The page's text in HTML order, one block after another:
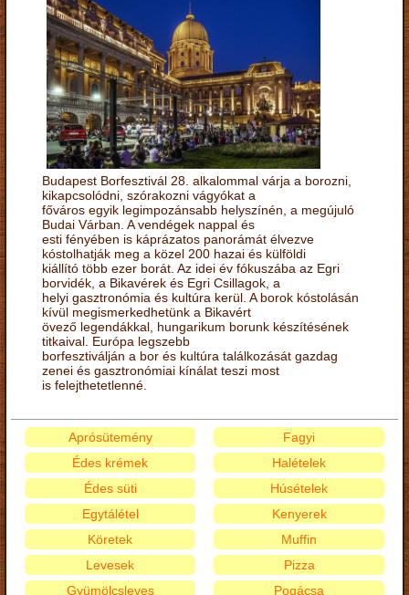
Budapest Borfesztivál 28. alkalommal várja a borozni,
kikapcsolódni, szórakozni vágyókat a
főváros egyik legimpozánsabb helyszínén, a megújuló
Budai Várban. A vendégek nappal és
esti fényében is káprázatos panorámát élvezve
kóstolhatják meg a közel 200 hazai és külföldi
kiállító több ezer borát. Az idei év fókuszába az Egri
borvidék, a Bikavérek és Egri Csillagok, a
helyi gasztronómia és kultúra kerül. A borok kóstolásán
kívül megismerkedhetünk a Bikavért
övező legendákkal, hungarikum borunk készítésének
titkaival. Európa legszebb
borfesztiválján a bor és kultúra találkozását gazdag
zenei és gasztronómiai kínálat teszi most
is felejthetetlenné.
Aprósütemény
Édes krémek
Édes süti
Egytálétel
Fagyi
Halételek
Húsételek
Kenyerek
Köretek
Levesek
Gyümölcsleves
Muffin
Pizza
Pogácsa